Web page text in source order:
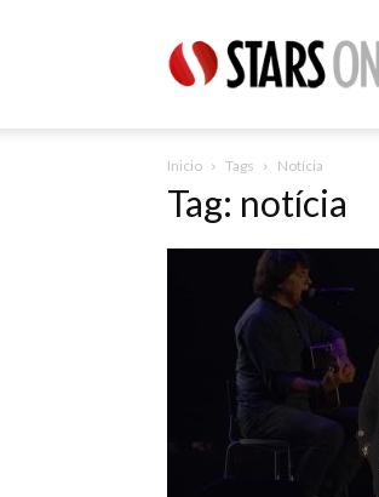
Online
Inicio Tags Notícia
Tag: notícia